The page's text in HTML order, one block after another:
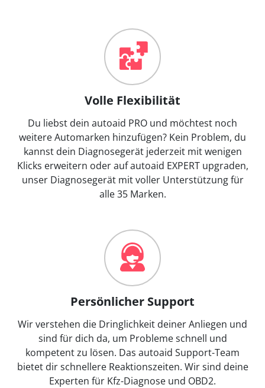
Volle Flexibilität
Du liebst dein autoaid PRO und möchtest noch
weitere Automarken hinzufügen? Kein Problem, du
kannst dein Diagnosegerät jederzeit mit wenigen
Klicks erweitern oder auf autoaid EXPERT upgraden,
unser Diagnosegerät mit voller Unterstützung für
alle 35 Marken.
Persönlicher Support
Wir verstehen die Dringlichkeit deiner Anliegen und
sind für dich da, um Probleme schnell und
kompetent zu lösen. Das autoaid Support-Team
bietet dir schnellere Reaktionszeiten. Wir sind deine
Experten für Kfz-Diagnose und OBD2.